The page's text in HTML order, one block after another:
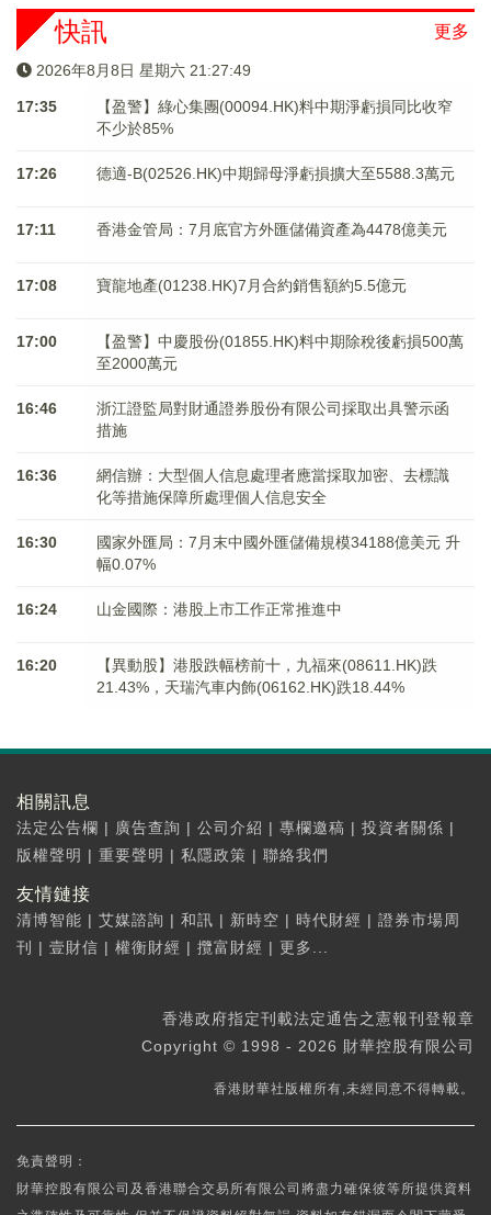
更多
快訊
2026年8月8日 星期六 21:27:49
17:35
【盈警】綠心集團(00094.HK)料中期淨虧損同比收窄
不少於85%
17:26 德適-B(02526.HK)中期歸母淨虧損擴大至5588.3萬元
17:11 香港金管局：7月底官方外匯儲備資產為4478億美元
17:08 寶龍地產(01238.HK)7月合約銷售額約5.5億元
17:00
【盈警】中慶股份(01855.HK)料中期除稅後虧損500萬
至2000萬元
16:46
浙江證監局對財通證券股份有限公司採取出具警示函
措施
16:36
網信辦：大型個人信息處理者應當採取加密、去標識
化等措施保障所處理個人信息安全
16:30
國家外匯局：7月末中國外匯儲備規模34188億美元 升
幅0.07%
16:24 山金國際：港股上市工作正常推進中
16:20
【異動股】港股跌幅榜前十，九福來(08611.HK)跌
21.43%，天瑞汽車内飾(06162.HK)跌18.44%
相關訊息
法定公告欄 | 廣告查詢 | 公司介紹 | 專欄邀稿 | 投資者關係 |
版權聲明 | 重要聲明 | 私隱政策 | 聯絡我們
友情鏈接
清博智能 | 艾媒諮詢 | 和訊 | 新時空 | 時代財經 | 證券市場周
刊
| 壹財信 | 權衡財經 | 攬富財經 | 更多...
香港政府指定刊載法定通告之憲報刊登報章
Copyright © 1998 - 2026 財華控股有限公司
香港財華社版權所有,未經同意不得轉載。
免責聲明：
財華控股有限公司及香港聯合交易所有限公司將盡力確保彼等所提供資料